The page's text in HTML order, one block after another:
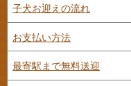
子犬お迎えの流れ
お支払い方法
最寄駅まで無料送迎